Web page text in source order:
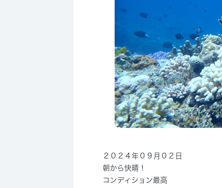
２０２４年０９月０２日
朝から快晴！
コンディション最高